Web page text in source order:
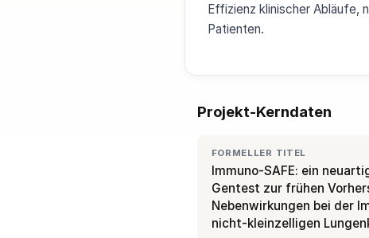
Effizienz klinischer Abläufe,
Patienten.
Projekt-Kerndaten
FORMELLER TITEL
Immuno-SAFE: ein
Gentest zur frühen
Nebenwirkungen bei der
nicht‑kleinzelligen